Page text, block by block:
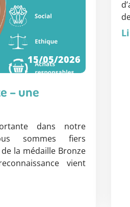
15/05/2026
– une
dans notre
sommes fiers
la médaille Bronze
vient